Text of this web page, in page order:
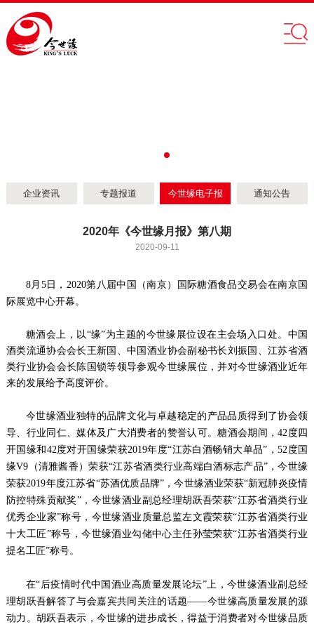
企业资讯 专题报道 今世缘电子报 通知公告
2020年《今世缘月报》第八期
2020-09-11
8月 5日， 2020第八届中国（南京）国际糖酒食品交易会在南京国
际展览中心开幕。
糖酒会上，以“缘”为主题的今世缘展位设在主会场入口处。中国
酒类流通协会会长王新国、中国酒业协会副秘书长刘振国、江苏省酒
类行业协会会长陈国锁等领导参观今世缘展位，并对今世缘酒业近年
来的发展给予高度评价。
今世缘酒业独特的品牌文化与卓越稳定的产品品质得到了协会领
导、行业同仁、媒体及广大消费者的赞誉认可。糖酒会期间，42 度四
开国缘和 42 度对开国缘荣获2019年度“江苏白酒畅销大单品”，52 度国
缘V9 （清雅酱香）荣获“江苏省酒类行业高端白酒标志产品”，今世缘
荣获2019年度江苏省“苏酒优质品牌”，今世缘酒业荣获“新冠肺炎疫情
防控特殊贡献奖”，今世缘酒业副总经理胡跃吾荣获“江苏省酒类行业
优秀企业家”称号，今世缘酒业质量总监左文霞荣获“江苏省酒类行业
十大工匠”称号，今世缘酒业勾储中心主任孙莹荣获“江苏省酒类行业
提名工匠”称号。
在“后疫情时代中国酒业高质量发展论坛”上，今世缘酒业副总经
理胡跃吾解答了与会嘉宾共同关注的话题——今世缘高质量发展的源
动力。胡跃吾表示，今世缘的进步成长，得益于消费者对今世缘品质